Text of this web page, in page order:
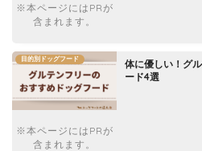
※本ページにはPRが
含まれます。
※本ページにはPRが
含まれます。
目的別ドッグフード
体に優しい！グ
ード4選